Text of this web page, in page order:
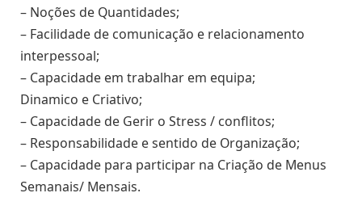
– Noções de Quantidades;
– Facilidade de comunicação e relacionamento
interpessoal;
– Capacidade em trabalhar em equipa;
Dinamico e Criativo;
– Capacidade de Gerir o Stress / conflitos;
– Responsabilidade e sentido de Organização;
– Capacidade para participar na Criação de Menus
Semanais/ Mensais.